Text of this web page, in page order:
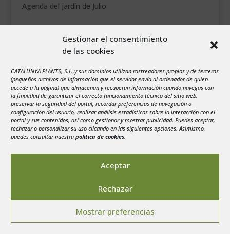
Gestionar el consentimiento
de las cookies
CATALUNYA PLANTS, S.L.,y sus dominios utilizan rastreadores propios y de terceros
(pequeños archivos de información que el servidor envía al ordenador de quien
accede a la página) que almacenan y recuperan información cuando navegas con
la finalidad de garantizar el correcto funcionamiento técnico del sitio web,
preservar la seguridad del portal, recordar preferencias de navegación o
configuración del usuario, realizar análisis estadísticos sobre la interacción con el
portal y sus contenidos, así como gestionar y mostrar publicidad. Puedes aceptar,
rechazar o personalizar su uso clicando en las siguientes opciones. Asimismo,
puedes consultar nuestra política de cookies.
Aceptar
Rechazar
Mostrar preferencias
Agenda del jardín de Julio
X J V S
3
4 5 6 7 8
9
10
11 12 13 14 15
16
17
18 19 20 21 22
23
24
25 26 27 28 29
30
31
Política de privacidad
Cookies